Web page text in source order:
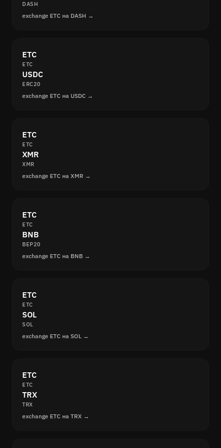
DASH
exchange ETC на DASH →
ETC
ETC
USDC
ERC20
exchange ETC на USDC →
ETC
ETC
XMR
XMR
exchange ETC на XMR →
ETC
ETC
BNB
BEP20
exchange ETC на BNB →
ETC
ETC
SOL
SOL
exchange ETC на SOL →
ETC
ETC
TRX
TRX
exchange ETC на TRX →